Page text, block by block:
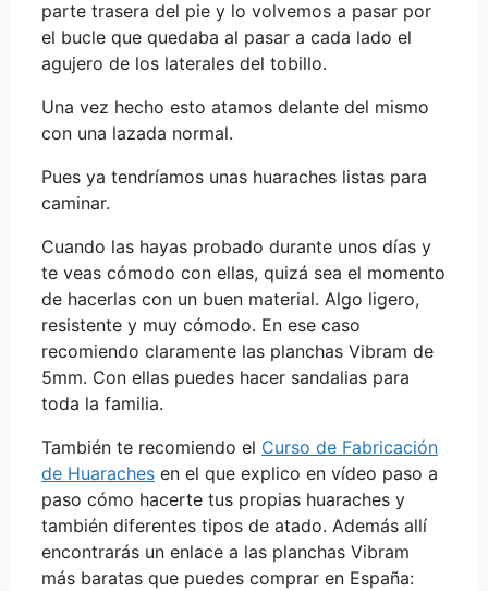
parte trasera del pie y lo volvemos a pasar por
el bucle que quedaba al pasar a cada lado el
agujero de los laterales del tobillo.
Una vez hecho esto atamos delante del mismo
con una lazada normal.
Pues ya tendríamos unas huaraches listas para
caminar.
Cuando las hayas probado durante unos días y
te veas cómodo con ellas, quizá sea el momento
de hacerlas con un buen material. Algo ligero,
resistente y muy cómodo. En ese caso
recomiendo claramente las planchas Vibram de
5mm. Con ellas puedes hacer sandalias para
toda la familia.
También te recomiendo el Curso de Fabricación
de Huaraches en el que explico en vídeo paso a
paso cómo hacerte tus propias huaraches y
también diferentes tipos de atado. Además allí
encontrarás un enlace a las planchas Vibram
más baratas que puedes comprar en España: